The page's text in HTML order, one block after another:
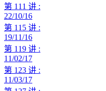
第 111 讲 :
22/10/16
第 115 讲 :
19/11/16
第 119 讲 :
11/02/17
第 123 讲 :
11/03/17